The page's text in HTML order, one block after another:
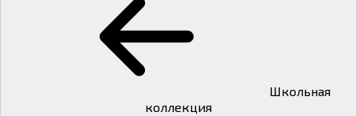
коллекция